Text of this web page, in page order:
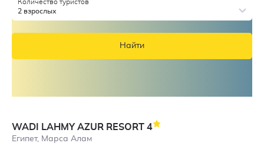
Количество туристов
2 взрослых
Найти
WADI LAHMY AZUR RESORT 4
Египет, Марса Алам